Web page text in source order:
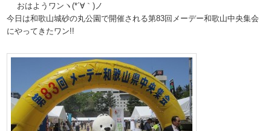
おはようワンヽ(*´∀｀)ノ
今日は和歌山城砂の丸公園で開催される第83回メーデー和歌山中央集会
にやってきたワン!!